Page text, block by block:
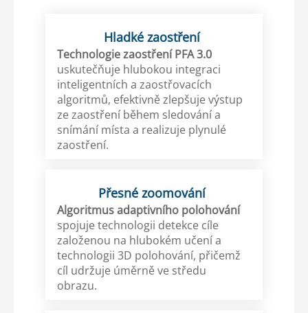
Hladké zaostření
Technologie zaostřeníPFA 3.0
uskutečňuje hlubokou integraci
inteligentních a zaostřovacích
algoritmů, efektivně zlepšuje výstup
ze zaostření během sledování a
snímání místa a realizuje plynulé
zaostření.
Přesné zoomování
Algoritmus adaptivního polohování
spojuje technologii detekce cíle
založenou na hlubokém učení a
technologii 3D polohování, přičemž
cíl udržuje úměrně ve středu
obrazu.